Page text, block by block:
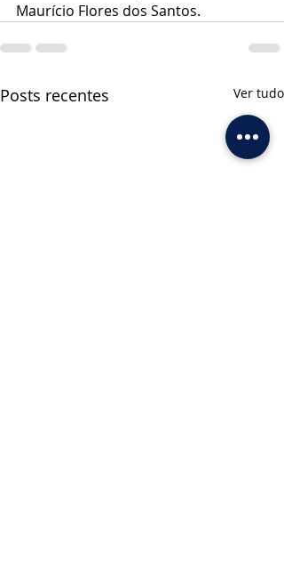
Maurício Flores dos Santos.
Posts recentes Ver tudo